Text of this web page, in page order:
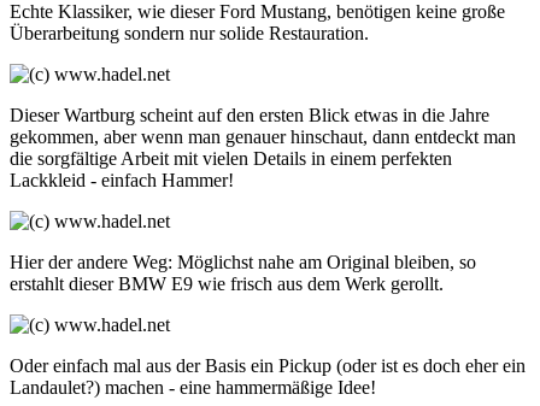
Echte Klassiker, wie dieser Ford Mustang, benötigen keine große
Überarbeitung sondern nur solide Restauration.
Dieser Wartburg scheint auf den ersten Blick etwas in die Jahre
gekommen, aber wenn man genauer hinschaut, dann entdeckt man
die sorgfältige Arbeit mit vielen Details in einem perfekten
Lackkleid - einfach Hammer!
Hier der andere Weg: Möglichst nahe am Original bleiben, so
erstahlt dieser BMW E9 wie frisch aus dem Werk gerollt.
Oder einfach mal aus der Basis ein Pickup (oder ist es doch eher ein
Landaulet?) machen - eine hammermäßige Idee!